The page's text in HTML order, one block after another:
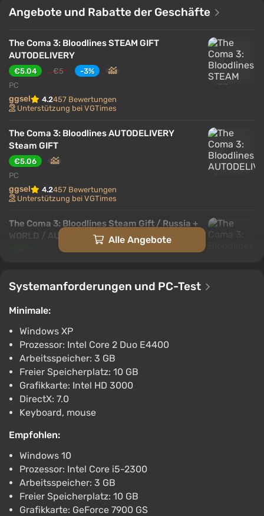
Geschichte der vorherigen Teile der Serie enthüllt.
des koreanischen Mystizismus, urbaner Legenden
und Folklore, die organisch in das Geschehen
eingewoben sind.
Angebote und Rabatte der Geschäfte
The Coma 3: Bloodlines STEAM GIFT
AUTODELIVERY
€5.04 €5
-3%
PC
ggsel 4.2457 Bewertungen
Unterstützung bei VGTimes
The Coma 3: Bloodlines AUTODELIVERY
Steam GIFT
€5.06
PC
ggsel 4.2457 Bewertungen
Unterstützung bei VGTimes
The Coma 3: Bloodlines Steam Gift / Russia +
WORLD / AUTO
457 Bewertungen
Unterstützung bei VGTimes
The Coma 3: Bloodlines STEAM GIFT AUTO
RU+World
€5.47
PC
ggsel 4.2457 Bewertungen
Unterstützung bei VGTimes
The Coma 3: Bloodlines Auto Global
€5.49
ggsel 4.2457 Bewertungen
The Coma 3: Bloodlines STEAM
AUTODELIVERY RU/KZ/UA/CIS
€5.63
Alle Angebote
Systemanforderungen und PC-Test
Minimale:
Windows XP
Prozessor: Intel Core 2 Duo E4400
Arbeitsspeicher: 3 GB
Freier Speicherplatz: 10 GB
Grafikkarte: Intel HD 3000
DirectX: 7.0
Keyboard, mouse
Empfohlen:
Windows 10
Prozessor: Intel Core i5-2300
Arbeitsspeicher: 3 GB
Freier Speicherplatz: 10 GB
Grafikkarte: GeForce 7900 GS